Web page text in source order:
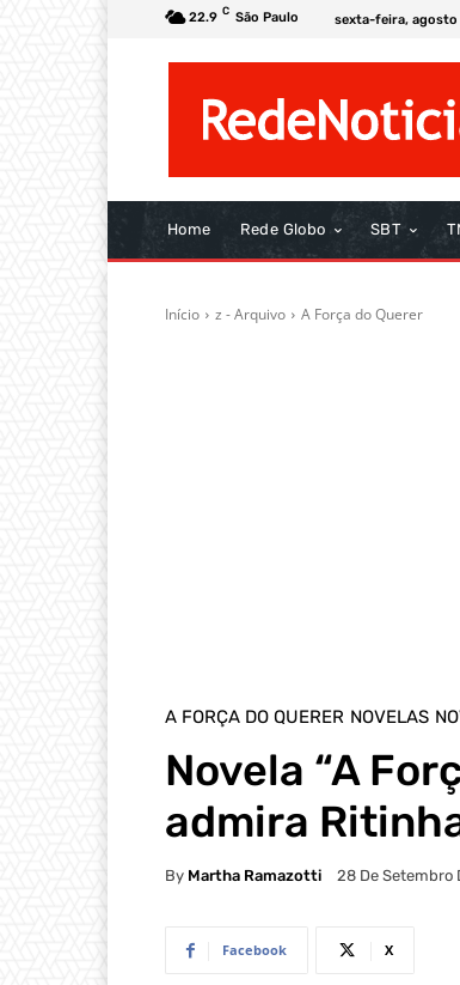
22.9 C São Paulo sexta-feira, agosto
Home Rede Globo SBT
Início z - Arquivo A Força do Querer
A FORÇA DO QUERER NOVELAS
Novela “A
admira
By Martha Ramazotti 28 De Setembro
Facebook X